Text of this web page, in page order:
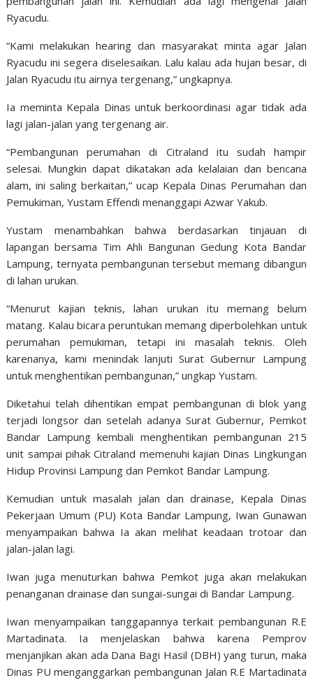
Ryacudu.
“Kami melakukan hearing dan masyarakat minta agar Jalan
Ryacudu ini segera diselesaikan. Lalu kalau ada hujan besar, di
Jalan Ryacudu itu airnya tergenang,” ungkapnya.
Ia meminta Kepala Dinas untuk berkoordinasi agar tidak ada
lagi jalan-jalan yang tergenang air.
“Pembangunan perumahan di Citraland itu sudah hampir
selesai. Mungkin dapat dikatakan ada kelalaian dan bencana
alam, ini saling berkaitan,” ucap Kepala Dinas Perumahan dan
Pemukiman, Yustam Effendi menanggapi Azwar Yakub.
Yustam menambahkan bahwa berdasarkan tinjauan di
lapangan bersama Tim Ahli Bangunan Gedung Kota Bandar
Lampung, ternyata pembangunan tersebut memang dibangun
di lahan urukan.
“Menurut kajian teknis, lahan urukan itu memang belum
matang. Kalau bicara peruntukan memang diperbolehkan untuk
perumahan pemukiman, tetapi ini masalah teknis. Oleh
karenanya, kami menindak lanjuti Surat Gubernur Lampung
untuk menghentikan pembangunan,” ungkap Yustam.
Diketahui telah dihentikan empat pembangunan di blok yang
terjadi longsor dan setelah adanya Surat Gubernur, Pemkot
Bandar Lampung kembali menghentikan pembangunan 215
unit sampai pihak Citraland memenuhi kajian Dinas Lingkungan
Hidup Provinsi Lampung dan Pemkot Bandar Lampung.
Kemudian untuk masalah jalan dan drainase, Kepala Dinas
Pekerjaan Umum (PU) Kota Bandar Lampung, Iwan Gunawan
menyampaikan bahwa Ia akan melihat keadaan trotoar dan
jalan-jalan lagi.
Iwan juga menuturkan bahwa Pemkot juga akan melakukan
penanganan drainase dan sungai-sungai di Bandar Lampung.
Iwan menyampaikan tanggapannya terkait pembangunan R.E
Martadinata. Ia menjelaskan bahwa karena Pemprov
menjanjikan akan ada Dana Bagi Hasil (DBH) yang turun, maka
Dinas PU menganggarkan pembangunan Jalan R.E Martadinata